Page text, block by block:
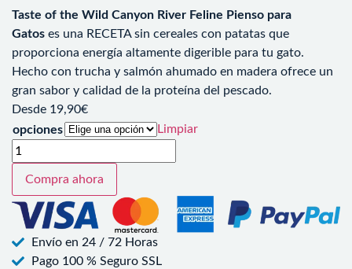
Taste of the Wild Canyon River Feline Pienso para
Gatos es una RECETA sin cereales con patatas que
proporciona energía altamente digerible para tu gato.
Hecho con trucha y salmón ahumado en madera ofrece un
gran sabor y calidad de la proteína del pescado.
Desde 19,90€
opciones
Limpiar
Compra ahora
Envío en 24 / 72 Horas
Pago 100 % Seguro SSL